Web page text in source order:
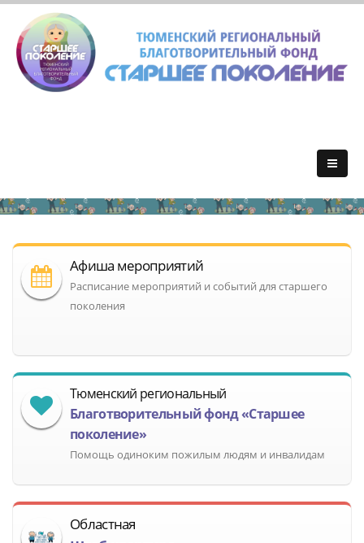
Афиша мероприятий
Расписание мероприятий и событий для старшего
поколения
Тюменский региональный
Благотворительный фонд «Старшее
поколение»
Помощь одиноким пожилым людям и инвалидам
Областная